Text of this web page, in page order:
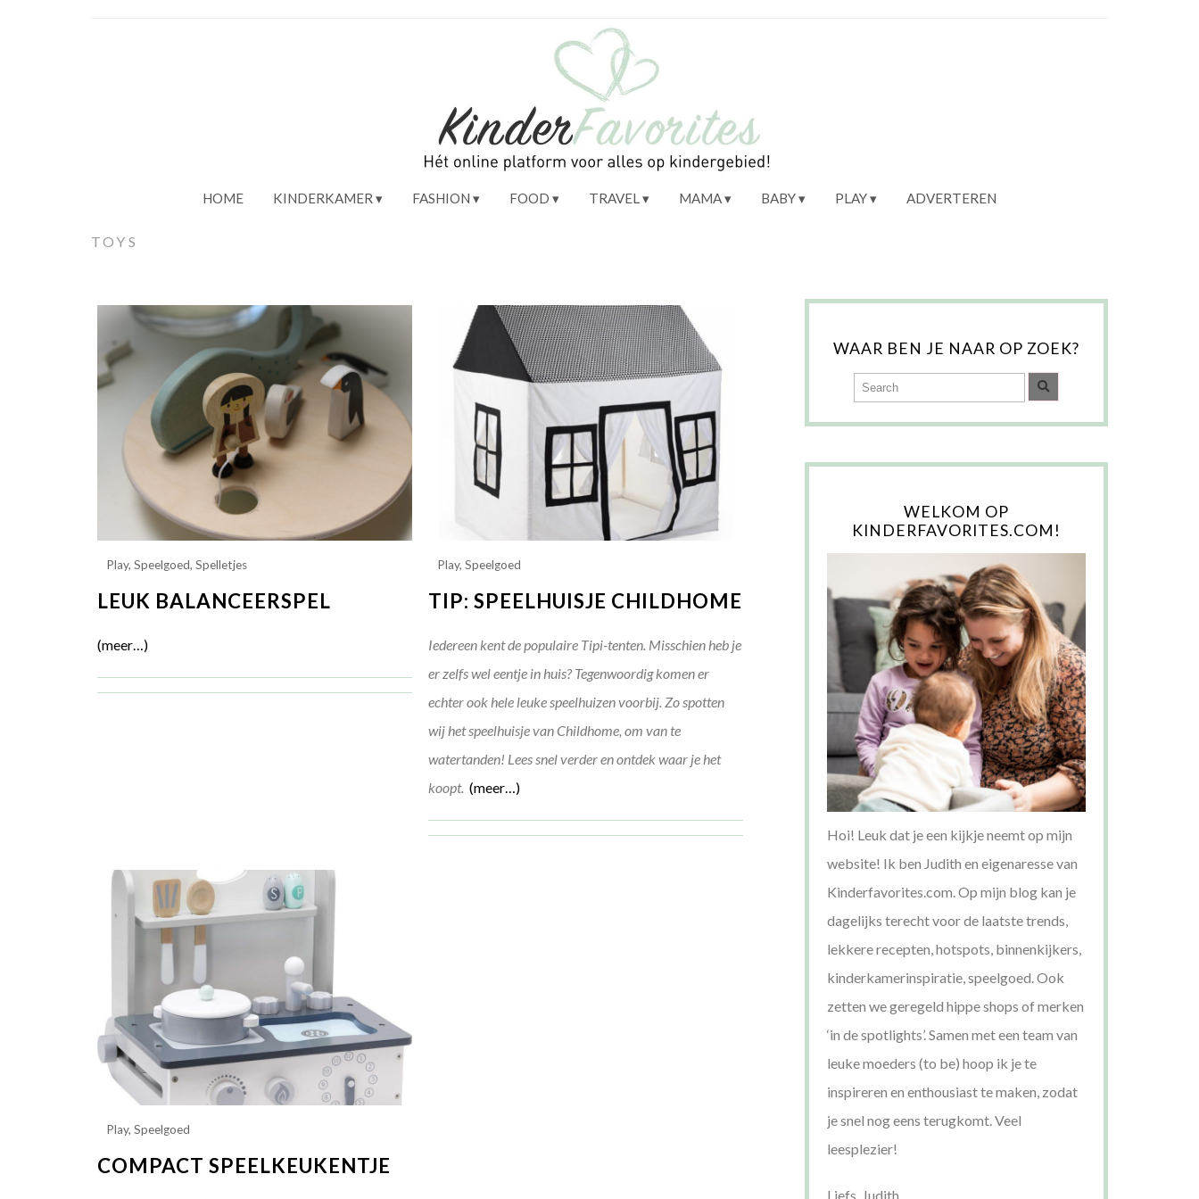
HOME KINDERKAMER FASHION FOOD TRAVEL MAMA BABY PLAY ADVERTEREN
TOYS
Play,Speelgoed,Spelletjes
LEUK BALANCEERSPEL
(meer…)
Play, Speelgoed
TIP: SPEELHUISJE CHILDHOME
Iedereen kent de populaire Tipi-tenten. Misschien heb je
er zelfs wel eentje in huis? Tegenwoordig komen er
echter ook hele leuke speelhuizen voorbij. Zo spotten
wij het speelhuisje van Childhome, om van te
watertanden! Lees snel verder en ontdek waar je het
koopt. (meer…)
Play,Speelgoed
COMPACT SPEELKEUKENTJE
WAAR BEN JE NAAR OP ZOEK?
WELKOM OP
KINDERFAVORITES.COM!
Hoi! Leuk dat je een kijkje neemt op mijn
website! Ik ben Judith en eigenaresse van
Kinderfavorites.com. Op mijn blog kan je
dagelijks terecht voor de laatste trends,
lekkere recepten, hotspots, binnenkijkers,
kinderkamerinspiratie, speelgoed. Ook
zetten we geregeld hippe shops of merken
‘in de spotlights’. Samen met een team van
leuke moeders (to be) hoop ik je te
inspireren en enthousiast te maken, zodat
je snel nog eens terugkomt. Veel
leesplezier!
Liefs, Judith